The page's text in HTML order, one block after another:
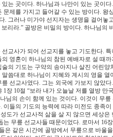
는 곳이다. 하나님과 나만이 있는 곳이
제를 가지고 들어갈 수 있는 방이다.
. 그러나 미가야 선지자는 생명을 걸어
리라.” 골방은 비밀의 방이다. 하나님의
교사가 되어 선교지를 놓고 기도한다.
영혼이 하나님의 참된 예배자로 설 때
의 기도는 구약의 송아지나 살진 어린
씀대로 하나님이 지혜와 계시의 영을
선교사였다. 그는 외국에 가보지 않았
장 10절 “보라 내가 오늘날 저를 열방
님의 손이 함께 있는 것이다. 이것이 무
들의 기도의 능력에 따라 미전도 종족
도가 선교사적 삶을 살 지 않으면 세상은
무릎 선교사들 때문이었다. 로마서 16
은 같은 시간에 골방에서 무릎으로 바울